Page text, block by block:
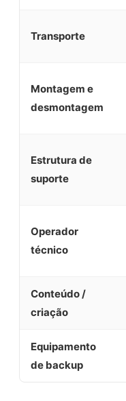
Transporte
Montagem e
desmontagem
Estrutura de
suporte
Operador
técnico
Conteúdo /
criação
Equipamento
de backup